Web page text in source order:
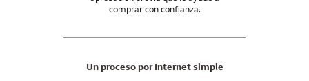
comprar con confianza.
Un proceso por Internet simple